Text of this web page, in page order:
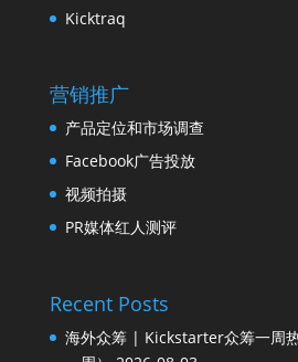
Kicktraq
营销推广
产品定位和市场调查
Facebook广告投放
视频拍摄
PR媒体红人测评
Recent Posts
海外众筹 | Kickstarter众筹一周